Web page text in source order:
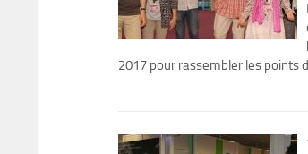
2017 pour rassembler les points